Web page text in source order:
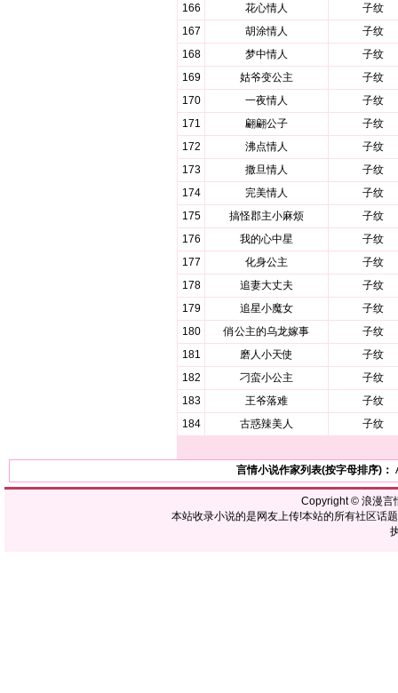
166 花心情人
子纹
167
胡涂情人
子纹
168
梦中情人
子纹
169
姑爷变公主
子纹
170
一夜情人
子纹
171
翩翩公子
子纹
172
沸点情人
子纹
173
撒旦情人
子纹
174
完美情人
子纹
175
搞怪郡主小麻烦
子纹
176
我的心中星
子纹
177
化身公主
子纹
178
追妻大丈夫
子纹
179
追星小魔女
子纹
180
俏公主的乌龙嫁事
子纹
181
磨人小天使
子纹
182
刁蛮小公主
子纹
183
王爷落难
子纹
184
古惑辣美人 子纹
言情小说作家列表(按字母排序)：
Copyright © 浪漫言
本站收录小说的是网友上传!本站的所有社区话